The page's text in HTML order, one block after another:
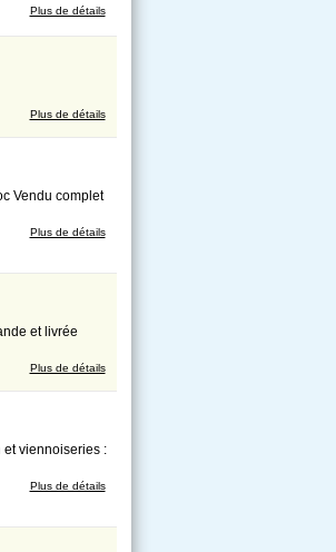
Plus de détails
Plus de détails
Vendu complet
Plus de détails
et livrée
Plus de détails
et viennoiseries :
Plus de détails